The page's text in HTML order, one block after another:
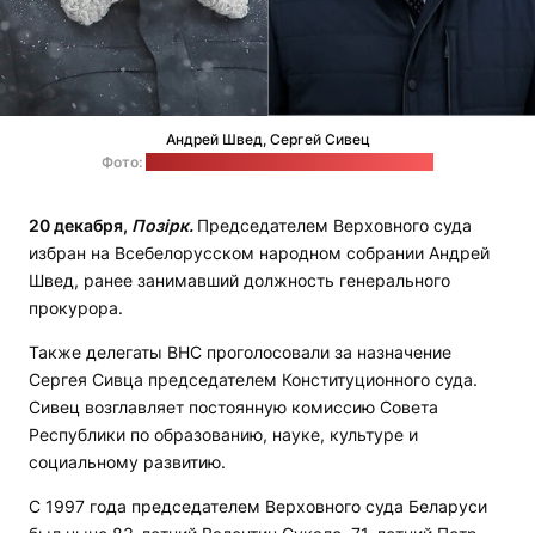
Андрей Швед, Сергей Сивец
Фото:
20 декабря, Позірк. Председателем Верховного суда
избран на Всебелорусском народном собрании Андрей
Швед, ранее занимавший должность генерального
прокурора.
Также делегаты ВНС проголосовали за назначение
Сергея Сивца председателем Конституционного суда.
Сивец возглавляет постоянную комиссию Совета
Республики по образованию, науке, культуре и
социальному развитию.
С 1997 года председателем Верховного суда Беларуси